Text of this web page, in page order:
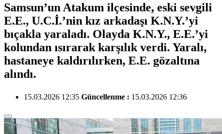
Samsun’un Atakum ilçesinde, eski sevgili
E.E., U.C.İ.’nin kız arkadaşı K.N.Y.’yi
bıçakla yaraladı. Olayda K.N.Y., E.E.’yi
kolundan ısırarak karşılık verdi. Yaralı,
hastaneye kaldırılırken, E.E. gözaltına
alındı.
15.03.2026 12:35 Güncellenme : 15.03.2026 12:36